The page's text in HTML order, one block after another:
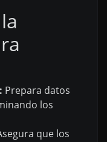
Prepara datos
los
que los